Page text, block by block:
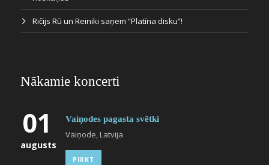
Ričijs Rū un Reiniki saņem “Platīna disku”!
Nākamie koncerti
01
augusts
Vaiņodes pagasta svētki
Vaiņode, Latvija
PIRKT